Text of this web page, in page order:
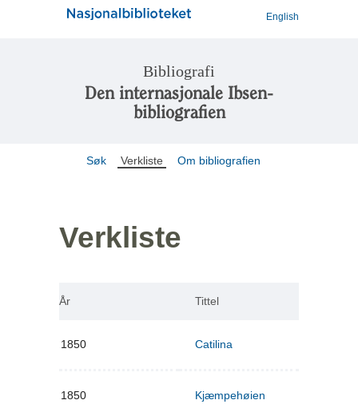
English
Bibliografi
Den internasjonale Ibsen-
bibliografien
Søk Verkliste Om bibliografien
Verkliste
År Tittel
1850 Catilina
1850 Kjæmpehøien